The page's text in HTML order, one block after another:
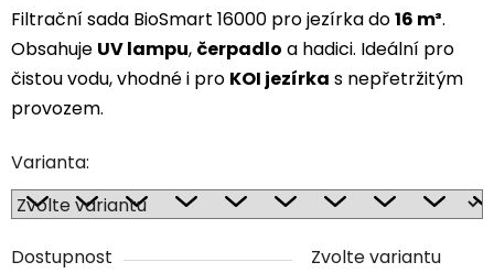
Filtrační sada BioSmart 16000 pro jezírka do16 m³.
Obsahuje UV lampu, čerpadlo a hadici. Ideální pro
čistou vodu, vhodné i pro KOI jezírka s nepřetržitým
provozem.
Varianta:
Dostupnost
Zvolte variantu